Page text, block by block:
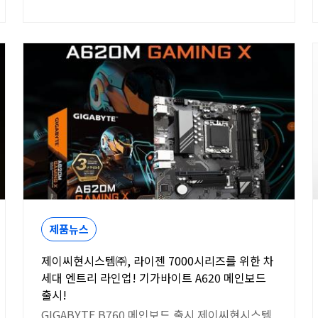
제품뉴스
제이씨현시스템㈜, 라이젠 7000시리즈를 위한 차
세대 엔트리 라인업! 기가바이트 A620 메인보드
출시!
GIGABYTE B760 메인보드 출시 제이씨현시스템